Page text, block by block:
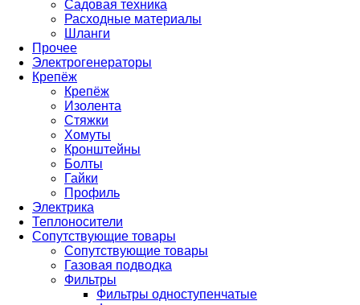
Садовая техника
Расходные материалы
Шланги
Прочее
Электрогенераторы
Крепёж
Крепёж
Изолента
Стяжки
Хомуты
Кронштейны
Болты
Гайки
Профиль
Электрика
Теплоносители
Сопутствующие товары
Сопутствующие товары
Газовая подводка
Фильтры
Фильтры одноступенчатые